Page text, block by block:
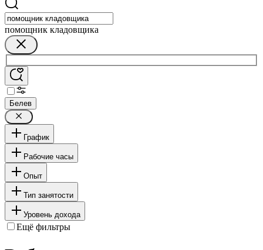
помощник кладовщика
Белев
График
Рабочие часы
Опыт
Тип занятости
Уровень дохода
Ещё фильтры